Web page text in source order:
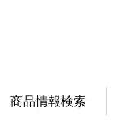
商品情報検索